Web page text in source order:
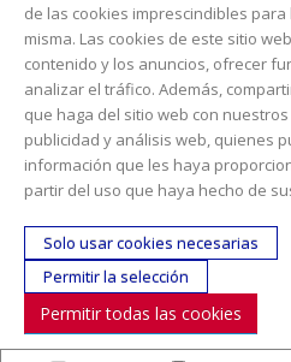
Dirección:c/ Cercedilla nº 14,
Email:contacta aquí
Teléfono:913519435
SÍGUENOS
de las cookies imprescindibles
misma. Las cookies de este sitio
contenido y los anuncios, ofrecer
analizar el tráfico. Además,
que haga del sitio web con
publicidad y análisis web, quienes
información que les haya
partir del uso que haya hecho de
Solo usar cookies necesarias
Permitir la selección
Permitir todas las cookies